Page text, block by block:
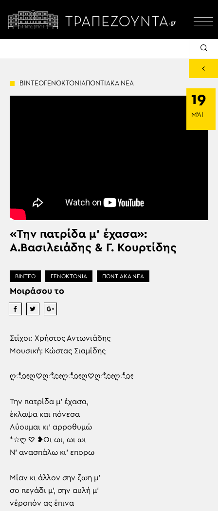
ΒΙΝΤΕΟΓΕΝΟΚΤΟΝΙΑΠΟΝΤΙΑΚΑ ΝΕΑ
19
ΜΆΙ
«Την πατρίδα μ’ έχασα»:
Α.Βασιλειάδης & Γ. Κουρτίδης
ΒΙΝΤΕΟ ΓΕΝΟΚΤΟΝΙΑ ΠΟΝΤΙΑΚΑ ΝΕΑ
Μοιράσου το
Στίχοι: Χρήστος Αντωνιάδης
Μουσική: Κώστας Σιαμίδης
ღೋღ♡ღೋღೋღ♡ღೋღೋ
Την πατρίδα μ’ έχασα,
έκλαψα και πόνεσα
Λύουμαι κι’ αρροθυμώ
*☆ღ ♡ ❥Ωι ωι, ωι ωι
Ν’ ανασπάλω κι’ επορω
Μίαν κι άλλον σην ζωη μ’
σο πεγάδι μ’, σην αυλή μ’
νέροπόν ας έπινα